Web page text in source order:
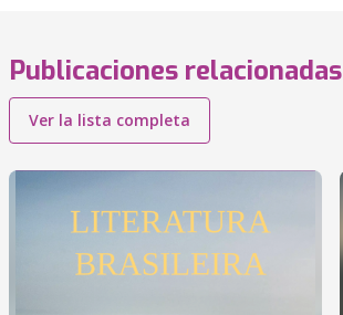
Publicaciones relacionadas
Ver la lista completa